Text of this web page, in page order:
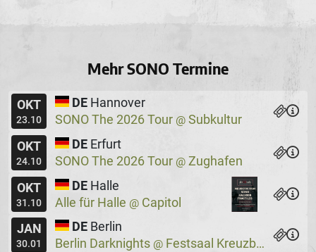
Mehr SONO Termine
OKT
23.10
DE Hannover
SONO The 2026 Tour @ Subkultur
OKT
24.10
DE Erfurt
SONO The 2026 Tour @ Zughafen
OKT
31.10
DE Halle
Alle für Halle @ Capitol
JAN
30.01
DE Berlin
Berlin Darknights @ Festsaal Kreuzberg